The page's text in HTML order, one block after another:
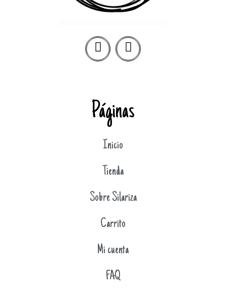
Páginas
Inicio
Tienda
Sobre Silariza
Carrito
Mi cuenta
FAQ